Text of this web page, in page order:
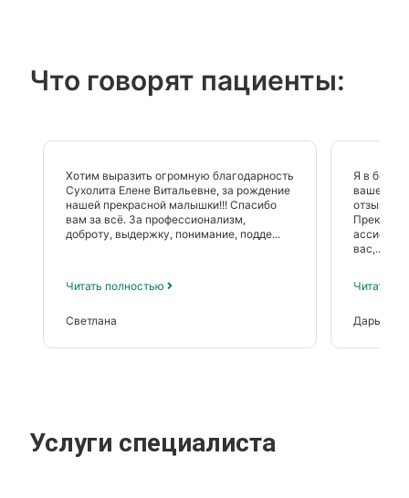
Что говорят пациенты:
Хотим выразить огромную благодарность
Сухолита Елене Витальевне, за рождение
нашей прекрасной малышки!!! Спасибо
вам за всё. За профессионализм,
доброту, выдержку, понимание, подде...
Читать полностью
Светлана
Я в
вашей
вас,...
Читать
Дарья
Услуги специалиста